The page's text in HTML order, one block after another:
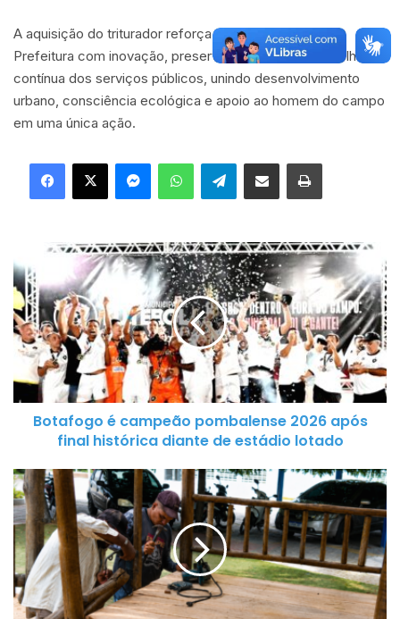
A aquisição do triturador reforça o compromisso da
Prefeitura com inovação, preservação ambiental e melhoria
contínua dos serviços públicos, unindo desenvolvimento
urbano, consciência ecológica e apoio ao homem do campo
em uma única ação.
X WhatsApp Telegram
o
t
a
f
o
g
o
a
m
p
e
ã
o
p
Botafogo é campeão pombalense 2026 após
final histórica diante de estádio lotado
P
r
e
f
e
i
t